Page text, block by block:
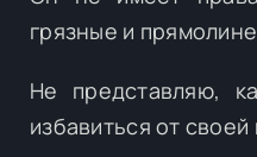
грязные и
Не представляю,
избавиться от